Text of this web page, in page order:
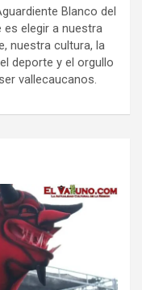
Blanco del
es elegir a nuestra
nuestra cultura, la
deporte y el orgullo
vallecaucanos.